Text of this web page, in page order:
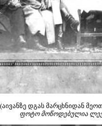
დგას მარცხნიდან
ფოტო მოწოდებულია